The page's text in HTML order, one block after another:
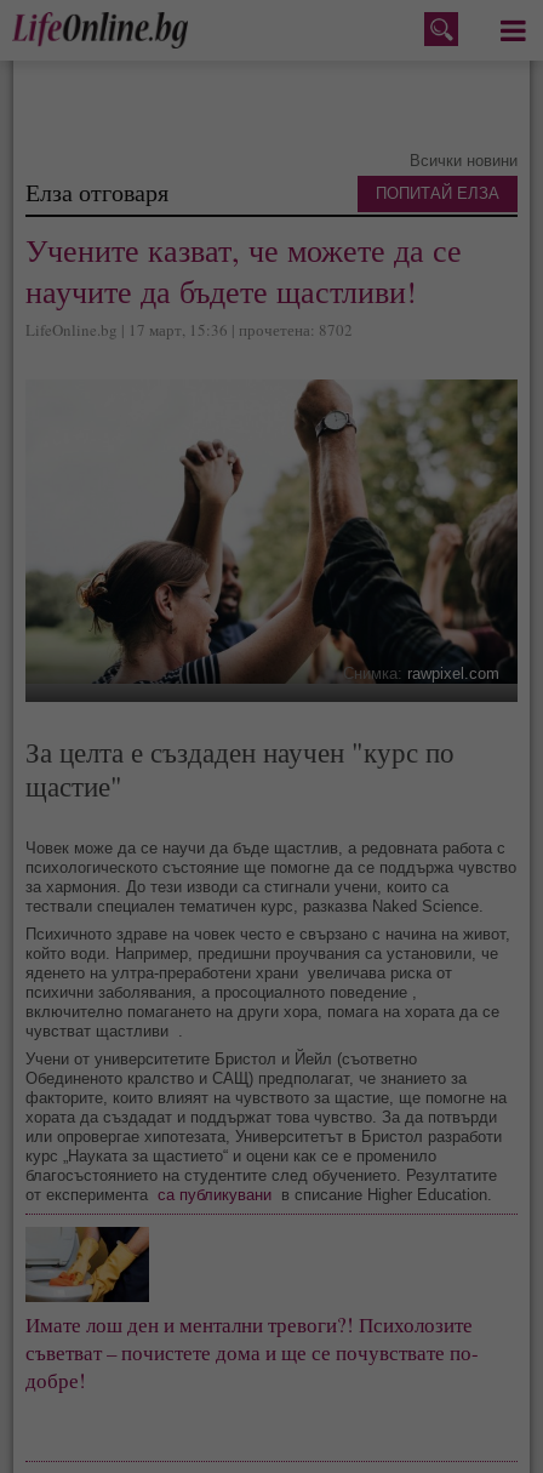
Меню
Всички новини
Елза отговаря
Учените казват, че можете да се
научите да бъдете щастливи!
LifeOnline.bg | 17 март, 15:36 | прочетена: 8702
Снимка: rawpixel.com
За целта е създаден научен "курс по
щастие"
Човек може да се научи да бъде щастлив, а редовната работа с
психологическото състояние ще помогне да се поддържа чувство
за хармония. До тези изводи са стигнали учени, които са
тествали специален тематичен курс, разказва Naked Science.
Психичното здраве на човек често е свързано с начина на живот,
който води. Например, предишни проучвания са установили, че
яденето на ултра-преработени храни увеличава риска от
психични заболявания, а просоциалното поведение ,
включително помагането на други хора, помага на хората да се
чувстват щастливи .
Учени от университетите Бристол и Йейл (съответно
Обединеното кралство и САЩ) предполагат, че знанието за
факторите, които влияят на чувството за щастие, ще помогне на
хората да създадат и поддържат това чувство. За да потвърди
или опровергае хипотезата, Университетът в Бристол разработи
курс „Науката за щастието“ и оцени как се е променило
благосъстоянието на студентите след обучението. Резултатите
от експериментаса публикувани в списание Higher Education.
Имате лош ден и ментални тревоги?! Психолозите
съветват – почистете дома и ще се почувствате по-
добре!
ПОПИТАЙ ЕЛЗА